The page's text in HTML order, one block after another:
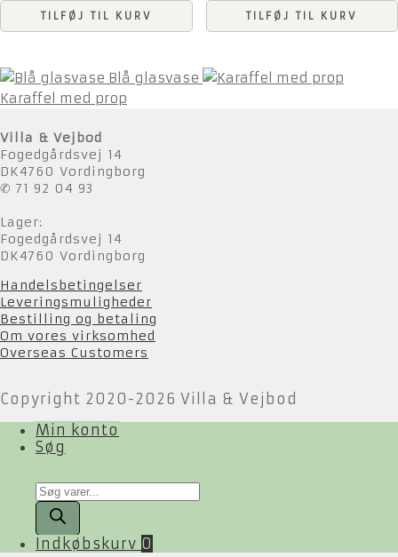
TILFØJ TIL KURV TILFØJ TIL KURV
Blå glasvase
Karaffel med prop
Villa & Vejbod
Fogedgårdsvej 14
DK4760 Vordingborg
✆ 71 92 04 93
Lager:
Fogedgårdsvej 14
DK4760 Vordingborg
Handelsbetingelser
Leveringsmuligheder
Bestilling og betaling
Om vores virksomhed
Overseas Customers
Copyright 2020-2026 Villa & Vejbod
Min konto
Søg
Products
search
Indkøbskurv 0